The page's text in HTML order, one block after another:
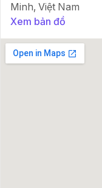
Minh, Việt Nam
Xem bản đồ